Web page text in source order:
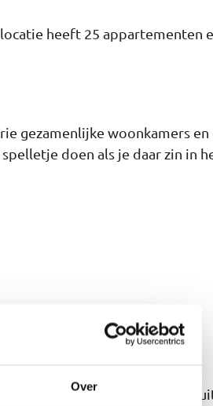
Over
heeft 25 appartementen
gezamenlijke woonkamers en
doen als je daar zin in
kas gekregen om groente en